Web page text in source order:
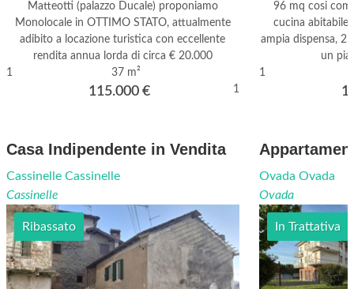
Matteotti (palazzo Ducale) proponiamo
Monolocale in OTTIMO STATO, attualmente
adibito a locazione turistica con eccellente
rendita annua lorda di circa € 20.000
1
37 m²
1
115.000 €
96 mq cosi
cucina
ampia dispensa, 2
un
1
Casa Indipendente in Vendita
Cassinelle Cassinelle
Cassinelle
Ribassato
Ovada Ovada
Ovada
In Trattativa